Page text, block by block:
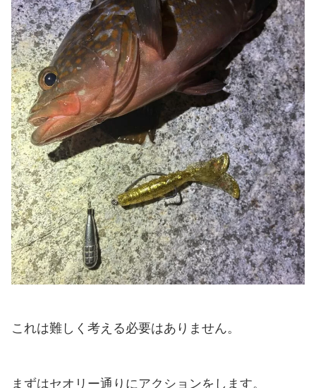
これは難しく考える必要はありません。
まずはセオリー通りにアクションをします。